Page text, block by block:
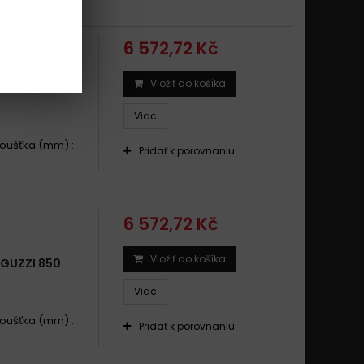
(mm) :
6 572,72 Kč
Vložiť do košíka
Viac
Pridať k porovnaniu
GUZZI 850
(mm) :
6 572,72 Kč
Vložiť do košíka
Viac
Pridať k porovnaniu